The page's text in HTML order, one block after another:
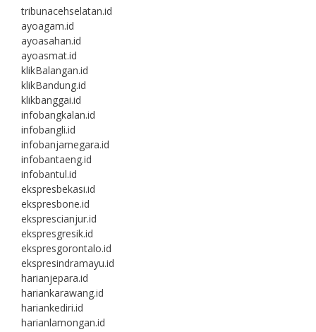
tribunacehselatan.id
ayoagam.id
ayoasahan.id
ayoasmat.id
klikBalangan.id
klikBandung.id
klikbanggai.id
infobangkalan.id
infobangli.id
infobanjarnegara.id
infobantaeng.id
infobantul.id
ekspresbekasi.id
ekspresbone.id
eksprescianjur.id
ekspresgresik.id
ekspresgorontalo.id
ekspresindramayu.id
harianjepara.id
hariankarawang.id
hariankediri.id
harianlamongan.id